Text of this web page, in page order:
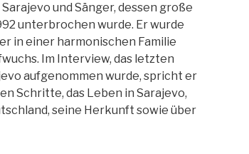
und Sänger, dessen große
unterbrochen wurde. Er wurde
in einer harmonischen Familie
Im Interview, das letzten
aufgenommen wurde, spricht er
Schritte, das Leben in Sarajevo,
seine Herkunft sowie über